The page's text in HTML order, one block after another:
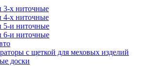
3-х ниточные
4-х ниточные
5-и ниточные
6-и ниточные
с щеткой для меховых изделий
доски